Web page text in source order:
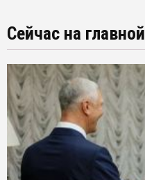
Сейчас на главной